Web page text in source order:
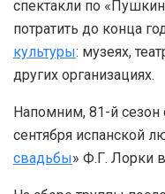
спектакли по
потратить до конца
культуры: музеях,
других организациях.
Напомним, 81-й
сентября испанской
свадьбы» Ф.Г. Лорки